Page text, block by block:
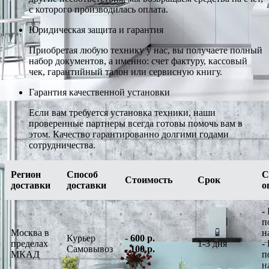
с которого производилась оплата.
Юридическая защита и гарантия
Приобретая любую технику у нас, вы получаете полный
набор документов, а именно: счет фактуру, кассовый
чек, гарантийный талон или сервисную книгу.
Гарантия качественной установки
Если вам требуется установка техники, наши
проверенные партнеры всегда готовы помочь вам в
этом. Качество гарантированно долгими годами
сотрудничества.
Регион
доставки
Способ
доставки
Стоимость Срок
Москва в
пределах
МКАД
Курьер
Самовывоз
-600 р.
-100 р.
1-3 дня
-
-